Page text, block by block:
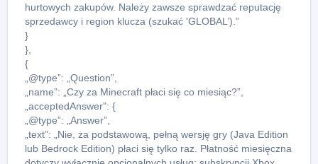
hurtowych zakupów. Należy zawsze sprawdzać reputację
sprzedawcy i region klucza (szukać 'GLOBAL’).”
}
},
{
„@type”: „Question”,
„name”: „Czy za Minecraft płaci się co miesiąc?”,
„acceptedAnswer”: {
„@type”: „Answer”,
„text”: „Nie, za podstawową, pełną wersję gry (Java Edition
lub Bedrock Edition) płaci się tylko raz. Płatność miesięczna